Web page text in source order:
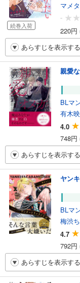
続巻入荷
マメ
-
220円
あらすじを表示する
親愛
BLマ
有木
4.0
748円
あらすじを表示する
ヤン
BLマ
梅渋
4.7
792円
あらすじを表示する